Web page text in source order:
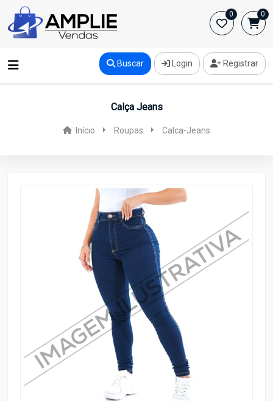
0 0
Buscar Login Registrar
Calça Jeans
Início Roupas Calca-Jeans